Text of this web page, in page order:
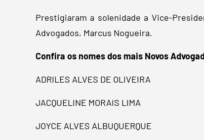
Prestigiaram a solenidade a Vice-
Advogados, Marcus Nogueira.
Confira os nomes dos mais Novos
ADRILES ALVES DE OLIVEIRA
JACQUELINE MORAIS LIMA
JOYCE ALVES ALBUQUERQUE